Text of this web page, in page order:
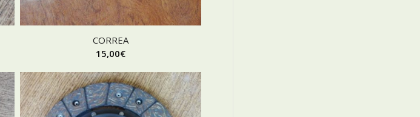
CORREA
15,00€